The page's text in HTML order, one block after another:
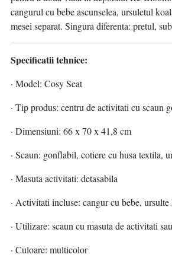
cangurul cu bebe ascunselea, ursuletul
mesei separat. Singura diferenta: pretul,
Specificatii tehnice:
· Model: Cosy Seat
· Tip produs: centru de activitati cu scaun
· Dimensiuni: 66 x 70 x 41,8 cm
· Scaun: gonflabil, cotiere cu husa textila,
· Masuta activitati: detasabila
· Activitati incluse: cangur cu bebe,
· Utilizare: scaun cu masuta de activitati
· Culoare: multicolor